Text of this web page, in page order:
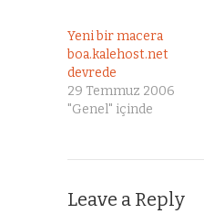
Yeni bir macera
boa.kalehost.net
devrede
29 Temmuz 2006
"Genel" içinde
Leave a Reply